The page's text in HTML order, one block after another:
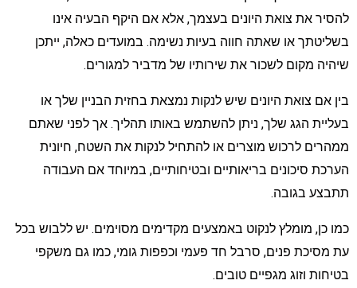
את צואת היונים בעצמך, אלא אם היקף הבעיה אינו
או שאתה חווה בעיות נשימה. במועדים כאלה, ייתכן
מקום לשכור את שירותיו של מדביר למגורים.
אם צואת היונים שיש לנקות נמצאת בחזית הבניין שלך או
הגג שלך, ניתן להשתמש באותו תהליך. אך לפני שאתם
לרכוש מוצרים או להתחיל לנקות את השטח, חיונית
סיכונים בריאותיים ובטיחותיים, במיוחד אם העבודה
בגובה.
כן, מומלץ לנקוט באמצעים מקדימים מסוימים. יש ללבוש בכל
מסיכת פנים, סרבל חד פעמי וכפפות גומי, כמו גם משקפי
וזוג מגפיים טובים.